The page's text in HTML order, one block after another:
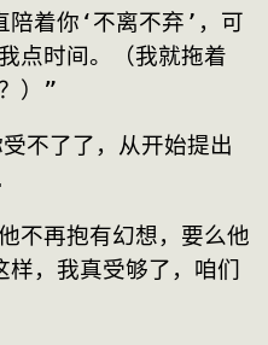
陪着你‘不离不弃’，可
点时间。（我就拖着
）”
不再抱有幻想，要么他
，我真受够了，咱们